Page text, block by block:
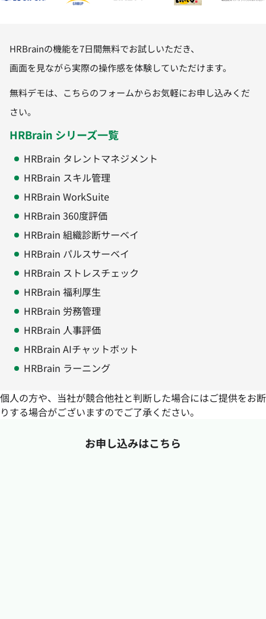
HRBrainの機能を7日間無料でお試しいただき、
画面を見ながら実際の操作感を体験していただけます。
無料デモは、こちらのフォームからお気軽にお申し込みくだ
さい。
HRBrain シリーズ一覧
HRBrain タレントマネジメント
HRBrain スキル管理
HRBrain WorkSuite
HRBrain 360度評価
HRBrain 組織診断サーベイ
HRBrain パルスサーベイ
HRBrain ストレスチェック
HRBrain 福利厚生
HRBrain 労務管理
HRBrain 人事評価
HRBrain AIチャットボット
HRBrain ラーニング
個人の方や、当社が競合他社と判断した場合にはご提供をお断
りする場合がございますのでご了承ください。
お申し込みはこちら